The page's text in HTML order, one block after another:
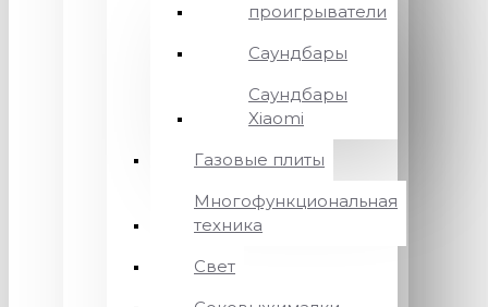
проигрыватели
Саундбары
Саундбары
Xiaomi
Газовые плиты
Многофункциональная
техника
Свет